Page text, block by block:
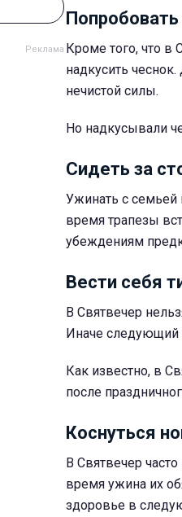
Кроме того, что в
надкусить
нечистой силы.
Но надкусывали
Сидеть за
Ужинать с семьей
время трапезы
убеждениям
Вести себя
В Святвечер
Иначе следующий
Как известно, в
после
Коснуться
В Святвечер
время ужина их
здоровье в